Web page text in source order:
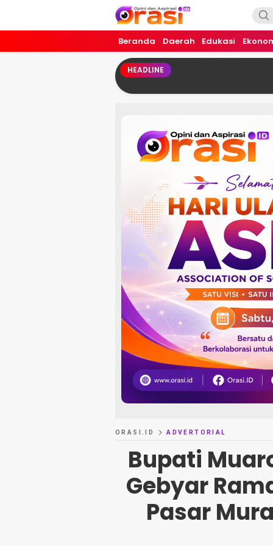
Orasi.ID
Opini dan Aspirasi!
Beranda Daerah Edukasi
HEADLINE
ORASI.ID ADVERTORIAL
Bupati
Gebyar
Pasar